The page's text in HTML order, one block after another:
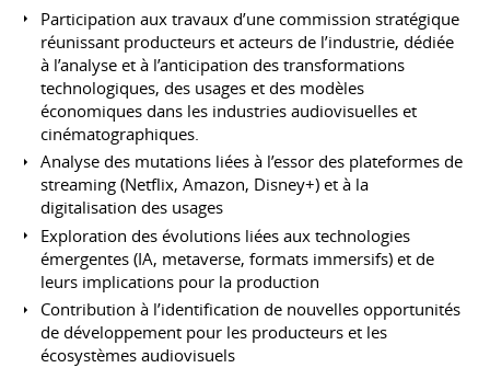
Participation aux travaux d’une commission stratégique
réunissant producteurs et acteurs de l’industrie, dédiée
à l’analyse et à l’anticipation des transformations
technologiques, des usages et des modèles
économiques dans les industries audiovisuelles et
cinématographiques.
Analyse des mutations liées à l’essor des plateformes de
streaming (Netflix, Amazon, Disney+) et à la
digitalisation des usages
Exploration des évolutions liées aux technologies
émergentes (IA, metaverse, formats immersifs) et de
leurs implications pour la production
Contribution à l’identification de nouvelles opportunités
de développement pour les producteurs et les
écosystèmes audiovisuels